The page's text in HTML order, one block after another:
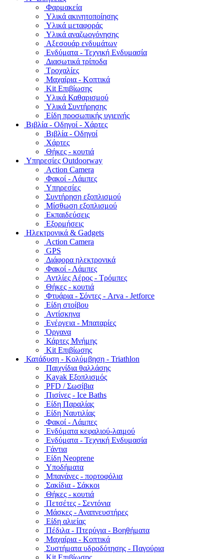
Φαρμακεία
Υλικά ακινητοποίησης
Υλικά μεταφοράς
Υλικά αναζωογόνησης
Αξεσουάρ ενδυμάτων
Ενδύματα - Τεχνική Ενδυμασία
Διασωτικά τρίποδα
Τροχαλίες
Μαχαίρια - Κοπτικά
Kit Επιβίωσης
Υλικά Καθαρισμού
Υλικά Συντήρησης
Είδη προσωπικής υγιεινής
Bιβλία - Οδηγοί - Χάρτες
Βιβλία - Οδηγοί
Χάρτες
Θήκες - κουτιά
Υπηρεσίες Outdoorway
Action Camera
Φακοί - Λάμπες
Υπηρεσίες
Συντήρηση εξοπλισμού
Μίσθωση εξοπλισμού
Εκπαιδεύσεις
Εξορμήσεις
Ηλεκτρονικά & Gadgets
Action Camera
GPS
Διάφορα ηλεκτρονικά
Φακοί - Λάμπες
Αντλίες Αέρος - Τρόμπες
Θήκες - κουτιά
Φτυάρια - Σόντες - Arva - Jetforce
Είδη στοίβου
Αντίσκηνα
Ενέργεια - Μπαταρίες
Όργανα
Κάρτες Μνήμης
Kit Επιβίωσης
Κατάδυση - Κολύμβηση - Triathlon
Παιχνίδια θαλλάσης
Kayak Εξοπλισμός
PFD / Σωσίβια
Πισίνες - Ice Baths
Είδη Παραλίας
Είδη Ναυτιλίας
Φακοί - Λάμπες
Ενδύματα κεφαλιού-λαιμού
Ενδύματα - Τεχνική Ενδυμασία
Γάντια
Είδη Neoprene
Υποδήματα
Μπανάνες - πορτοφόλια
Σακίδια - Σάκκοι
Θήκες - κουτιά
Πετσέτες - Σεντόνια
Μάσκες - Αναπνευστήρες
Είδη αλιείας
Πέδιλα - Πτερύγια - Βοηθήματα
Μαχαίρια - Κοπτικά
Συστήματα υδροδότησης - Παγούρια
Kit Επιβίωσης